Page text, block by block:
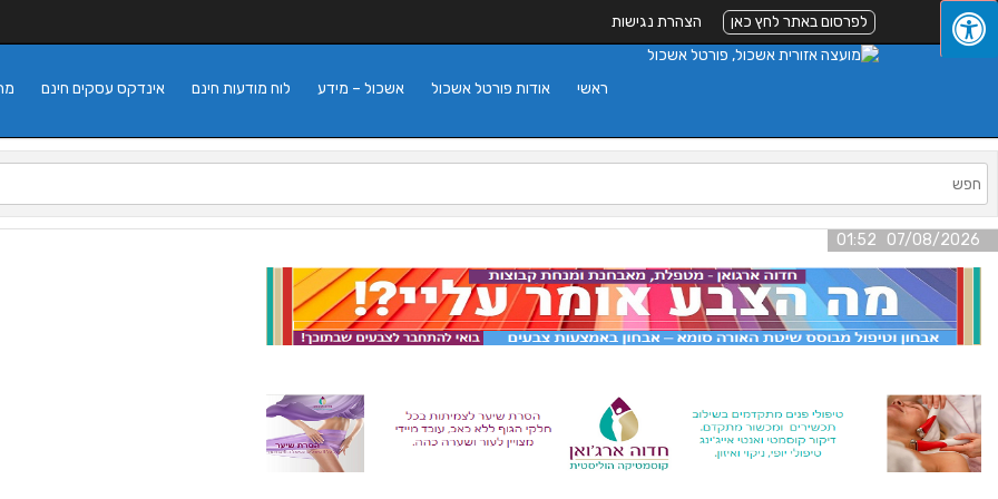
לפרסום באתר לחץ כאן הצהרת נגישות
אינדקס עסקים חינם לוח מודעות חינם אשכול – מידע אודות פורטל אשכול ראשי
07/08/2026 01:52